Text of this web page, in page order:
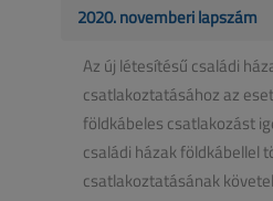
2020. novemberi lapszám
Az új létesítésű családi
csatlakoztatásához az
földkábeles csatlakozást
családi házak földkábellel
csatlakoztatásának